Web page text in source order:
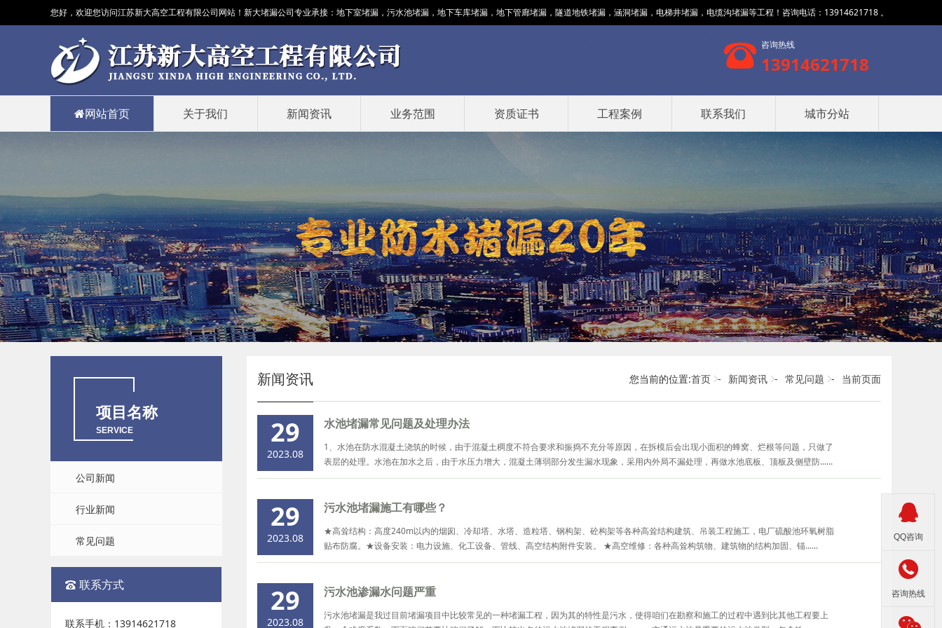
您好，欢迎您访问江苏新大高空工程有限公司网站！新大堵漏公司专业承接： 地下室堵漏 ，污水池堵漏，地下车库堵漏，地下管廊堵漏，隧道地铁堵漏，涵洞堵漏，电梯井堵漏，电缆沟堵漏等工程！咨询电话：13914621718 。
咨询热线
13914621718
网站首页 关于我们 新闻资讯 业务范围 资质证书 工程案例 联系我们 城市分站
项目名称
SERVICE
公司新闻
行业新闻
常见问题
联系方式
联系手机：13914621718
新闻资讯 您当前的位置:首页 - 新闻资讯 - 常见问题 - 当前页面
29
2023.08
水池堵漏常见问题及处理办法
1、水池在防水混凝土浇筑的时候，由于混凝土稠度不符合要求和振捣不充分等原因，在拆模后会出现小面积的蜂窝、烂根等问题，只做了
表层的处理。水池在加水之后，由于水压力增大，混凝土薄弱部分发生漏水现象，采用内外局不漏处理，再做水池底板、顶板及侧壁防......
29
2023.08
污水池堵漏施工有哪些？
★高耸结构：高度240m以内的烟囱、冷却塔、水塔、造粒塔、钢构架、砼构架等各种高耸结构建筑、吊装工程施工，电厂硫酸池环氧树脂
贴布防腐。★设备安装：电力设施、化工设备、管线、高空结构附件安装。 ★高空维修：各种高耸构筑物、建筑物的结构加固、锚......
29
2023.08
污水池渗漏水问题严重
污水池堵漏是我过目前堵漏项目中比较常见的一种堵漏工程，因为其的特性是污水，使得咱们在勘察和施工的过程中遇到比其他工程要上

QQ咨询

咨询热线